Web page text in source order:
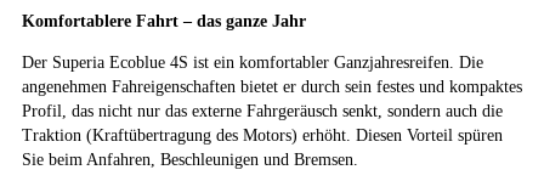
Weitere Eigenschaften
Schlauchtyp
ZustandNeureifen
Komfortablere Fahrt – das ganze Jahr
Der Superia Ecoblue 4S ist ein komfortabler Ganzjahresreifen. Die
angenehmen Fahreigenschaften bietet er durch sein festes und kompaktes
Profil, das nicht nur das externe Fahrgeräusch senkt, sondern auch die
Traktion (Kraftübertragung des Motors) erhöht. Diesen Vorteil spüren
Sie beim Anfahren, Beschleunigen und Bremsen.